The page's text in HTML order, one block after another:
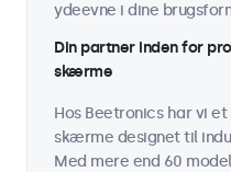
ydeevne i dine
Din partner inden for
skærme
Hos Beetronics har vi
skærme designet til
Med mere end 60